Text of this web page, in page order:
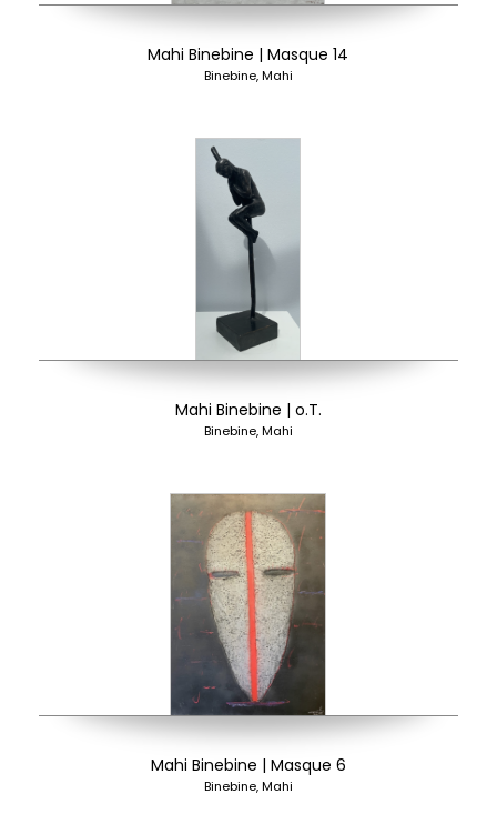
Mahi Binebine | Masque 14
Binebine, Mahi
Mahi Binebine | o.T.
Binebine, Mahi
Mahi Binebine | Masque 6
Binebine, Mahi